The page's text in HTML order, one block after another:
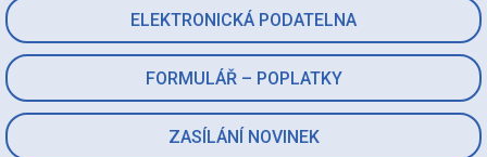
ELEKTRONICKÁ PODATELNA
FORMULÁŘ – POPLATKY
ZASÍLÁNÍ NOVINEK